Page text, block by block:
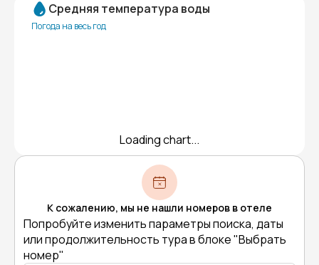
Средняя температура воды
Погода на весь год
Loading chart...
К сожалению, мы не нашли номеров в отеле
Попробуйте изменить параметры поиска, даты
или продолжительность тура в блоке "Выбрать
номер"